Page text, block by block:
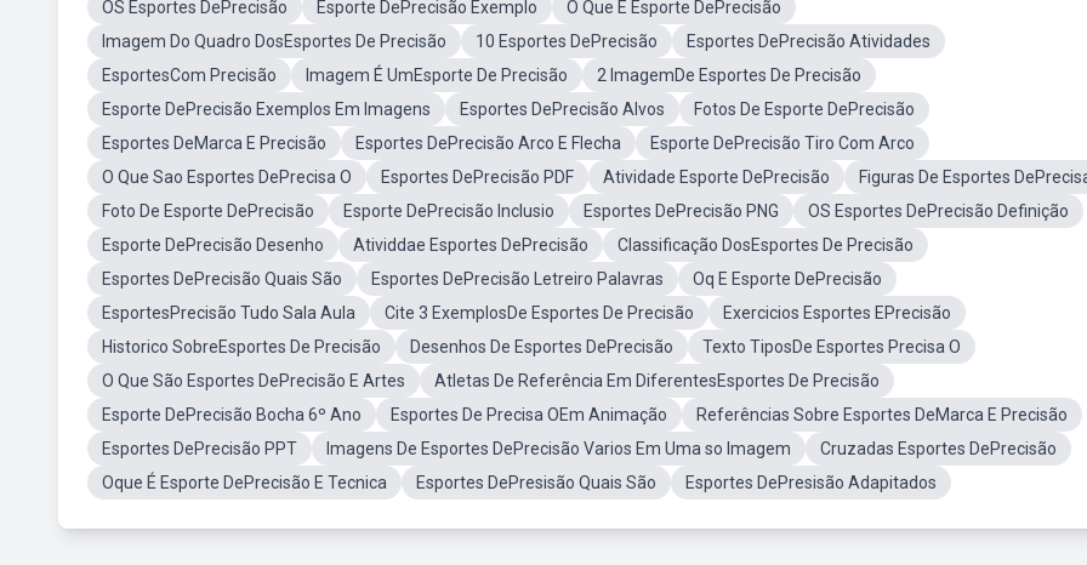
OS Esportes DePrecisão Esporte DePrecisão Exemplo
O Que É Esporte DePrecisão
Imagem Do Quadro DosEsportes De Precisão
10 Esportes DePrecisão
Esportes DePrecisão Atividades
EsportesCom Precisão
Imagem É UmEsporte De Precisão
2 ImagemDe Esportes De Precisão
Esporte DePrecisão Exemplos Em Imagens
Esportes DePrecisão Alvos
Fotos De Esporte DePrecisão
Esportes DeMarca E Precisão
Esportes DePrecisão Arco E Flecha
Esporte DePrecisão Tiro Com Arco
O Que Sao Esportes DePrecisa O
Esportes DePrecisão PDF Atividade Esporte DePrecisão
Figuras De Esportes
Foto De Esporte DePrecisão
Esporte DePrecisão Inclusio Esportes DePrecisão PNG
OS Esportes DePrecisão Definição
Esporte DePrecisão Desenho
Atividdae Esportes DePrecisão
Classificação DosEsportes De Precisão
Esportes DePrecisão Quais São
Esportes DePrecisão Letreiro Palavras
Oq E Esporte DePrecisão
EsportesPrecisão Tudo Sala Aula
Cite 3 ExemplosDe Esportes De Precisão
Exercicios Esportes EPrecisão
Historico SobreEsportes De Precisão
Desenhos De Esportes DePrecisão
Texto TiposDe Esportes Precisa O
O Que São Esportes DePrecisão E Artes
Atletas De Referência Em DiferentesEsportes De Precisão
Esporte DePrecisão Bocha 6º Ano
Esportes De Precisa OEm Animação
Referências Sobre Esportes DeMarca E Precisão
Esportes DePrecisão PPT
Imagens De Esportes DePrecisão Varios Em Uma so Imagem
Cruzadas Esportes DePrecisão
Oque É Esporte DePrecisão E Tecnica
Esportes DePresisão Quais São Esportes DePresisão Adapitados